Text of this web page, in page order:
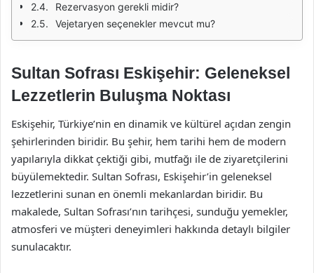
Rezervasyon gerekli midir?
Vejetaryen seçenekler mevcut mu?
Sultan Sofrası Eskişehir: Geleneksel
Lezzetlerin Buluşma Noktası
Eskişehir, Türkiye’nin en dinamik ve kültürel açıdan zengin
şehirlerinden biridir. Bu şehir, hem tarihi hem de modern
yapılarıyla dikkat çektiği gibi, mutfağı ile de ziyaretçilerini
büyülemektedir. Sultan Sofrası, Eskişehir’in geleneksel
lezzetlerini sunan en önemli mekanlardan biridir. Bu
makalede, Sultan Sofrası’nın tarihçesi, sunduğu yemekler,
atmosferi ve müşteri deneyimleri hakkında detaylı bilgiler
sunulacaktır.